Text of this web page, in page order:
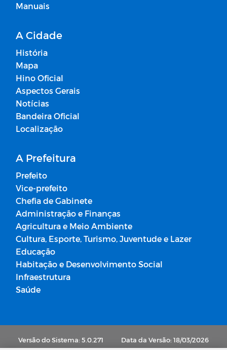
Manuais
A Cidade
História
Mapa
Hino Oficial
Aspectos Gerais
Notícias
Bandeira Oficial
Localização
A Prefeitura
Prefeito
Vice-prefeito
Chefia de Gabinete
Administração e Finanças
Agricultura e Meio Ambiente
Cultura, Esporte, Turismo, Juventude e Lazer
Educação
Habitação e Desenvolvimento Social
Infraestrutura
Saúde
Versão do Sistema: 5.0.271 Data da Versão: 18/03/2026